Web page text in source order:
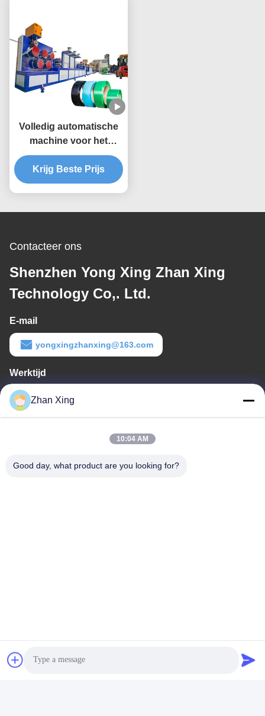
Volledig automatische
machine voor het
vervaardigen van PET-
banden voor plastic
verpakkingsbanden
Krijg Beste Prijs
Contacteer ons
Shenzhen Yong Xing Zhan Xing
Technology Co,. Ltd.
E-mail
yongxingzhanxing@163.com
Werktijd
8:00-20:00
Ons adres
de bijlage bij Verordening (EG) nr. 1225/2009 vermelde
Zhan Xing
10:04 AM
Good day, what product are you looking for?